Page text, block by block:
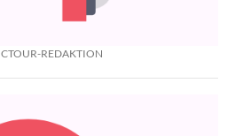
CTOUR-REDAKTION